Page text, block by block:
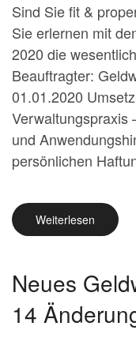
Sind Sie fit &
Sie erlernen mit
2020 die
Beauftragter:
01.01.2020
Verwaltungspraxis
und
persönlichen
Weiterlesen
Neues
14